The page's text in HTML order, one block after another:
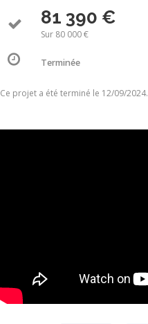
81 390 €
Sur 80 000 €
Terminée
Ce projet a été terminé le 12/09/2024.